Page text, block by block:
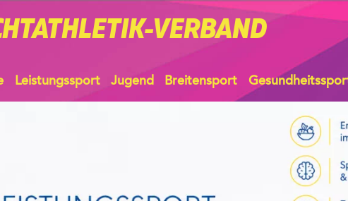
VERBAND
Leistungssport Jugend Breitensport